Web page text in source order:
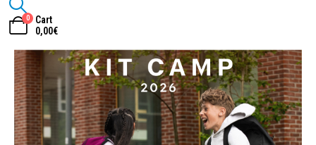
0
Cart
0,00€